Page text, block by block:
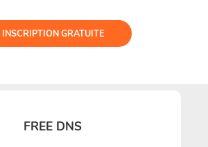
INSCRIPTION GRATUITE
FREE DNS